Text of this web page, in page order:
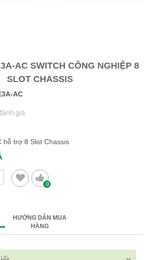
AC SWITCH CÔNG NGHIỆP 8
SLOT CHASSIS
AC
giá
hỗ trợ 8 Slot Chassis
0
HƯỚNG DẪN MUA
HÀNG